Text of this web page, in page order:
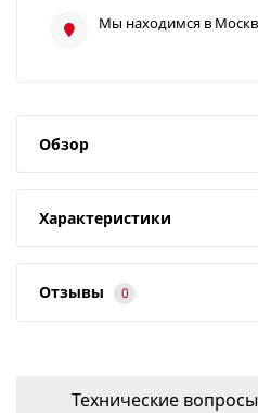
Мы находимся в
Обзор
Характеристики
Отзывы 0
Технические